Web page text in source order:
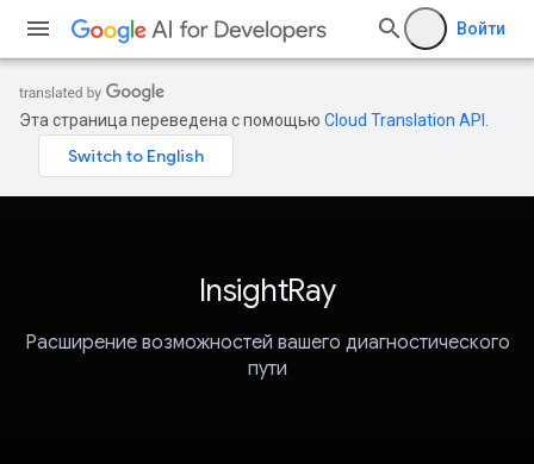
Войти
Эта страница переведена с помощью Cloud Translation API
InsightRay
Расширение возможностей вашего диагностического
пути